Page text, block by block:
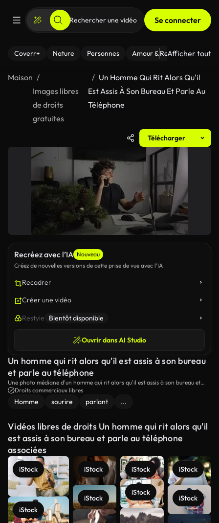
Se connecter
Coverr+ Nature Personnes Amour & Relations Le
Afficher tout
Maison
Images libres
de droits
gratuites
Un Homme Qui Rit Alors Qu'il
Est Assis À Son Bureau Et Parle Au
Téléphone
Télécharger
Recréez avec l’IA Nouveau
Créez de nouvelles versions de cette prise de vue avec l’IA
Recadrer
Créer une vidéo
Restyle Bientôt disponible
Ouvrir dans AI Studio
Un homme qui rit alors qu'il est assis à son bureau
et parle au téléphone
Une photo médiane d'un homme qui rit alors qu'il est assis à son bureau et
parle au téléphone.
Droits commerciaux libres
Homme sourire parlant ...
Vidéos libres de droits Un homme qui rit alors qu'il
est assis à son bureau et parle au téléphone
associées
iStock
iStock
iStock
iStock
iStock
iStock
iStock
iStock